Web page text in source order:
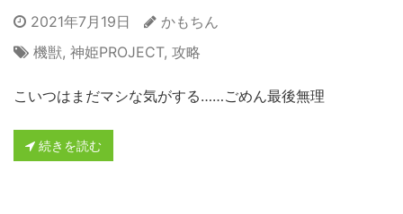
2021年7月19日
かもちん
機獣, 神姫PROJECT, 攻略
こいつはまだマシな気がする……ごめん最後無理
続きを読む